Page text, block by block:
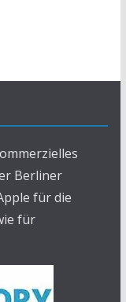
Berliner
für die
für